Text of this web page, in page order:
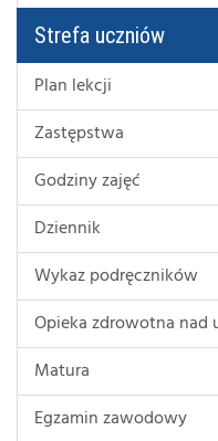
Strefa uczniów
Plan lekcji
Zastępstwa
Godziny zajęć
Dziennik
Wykaz podręczników
Opieka zdrowotna nad
Matura
Egzamin zawodowy